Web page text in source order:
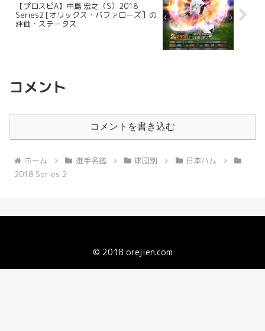
【プロスピA】中島 宏之（S）2018
Series2 [オリックス・バファローズ］の
評価・ステータス
コメント
コメントを書き込む
ホーム 選手名鑑 球団別
日本ハム
2018 Series 2
© 2018 orejien.com